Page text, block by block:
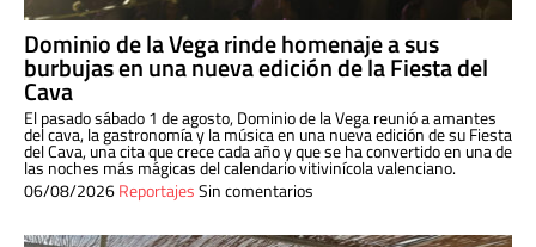
Dominio de la Vega rinde homenaje a sus
burbujas en una nueva edición de la Fiesta del
Cava
El pasado sábado 1 de agosto, Dominio de la Vega reunió a amantes
del cava, la gastronomía y la música en una nueva edición de su Fiesta
del Cava, una cita que crece cada año y que se ha convertido en una de
las noches más mágicas del calendario vitivinícola valenciano.
06/08/2026ReportajesSin comentarios